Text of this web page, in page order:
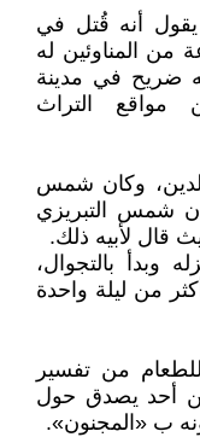
أنه قُتل في
من المناوئين له
سنة 644 هـ. وله ضريح في مدينة
التراث
وكان شمس
شمس التبريزي
قال لأبيه ذلك.
وبدأ بالتجوال،
من ليلة واحدة
من تفسير
أحد يصدق حول
ب «المجنون».